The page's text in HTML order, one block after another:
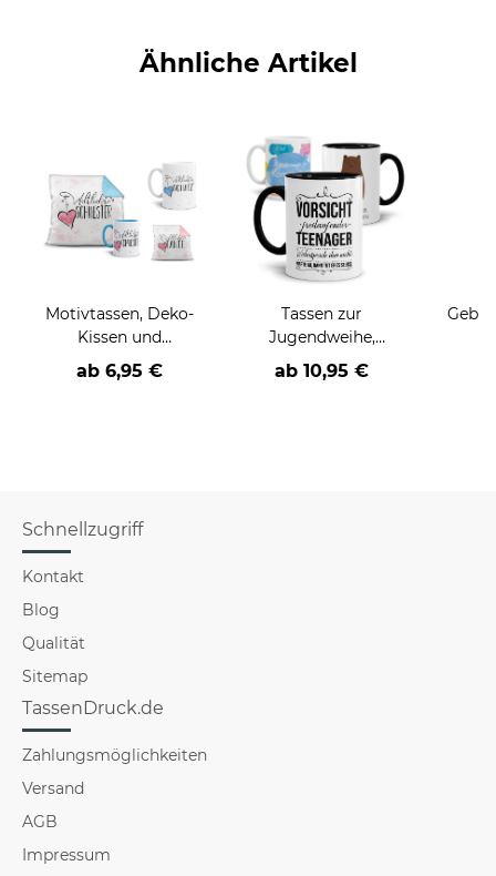
Ähnliche Artikel
Motivtassen, Deko-
Kissen und
Geschenke-Sets für
die Familie
ab 6,95 €
Tassen zur
Jugendweihe,
Konfirmation oder
Kommunion
ab 10,95 €
Schnellzugriff
Kontakt
Blog
Qualität
Sitemap
TassenDruck.de
Zahlungsmöglichkeiten
Versand
AGB
Impressum